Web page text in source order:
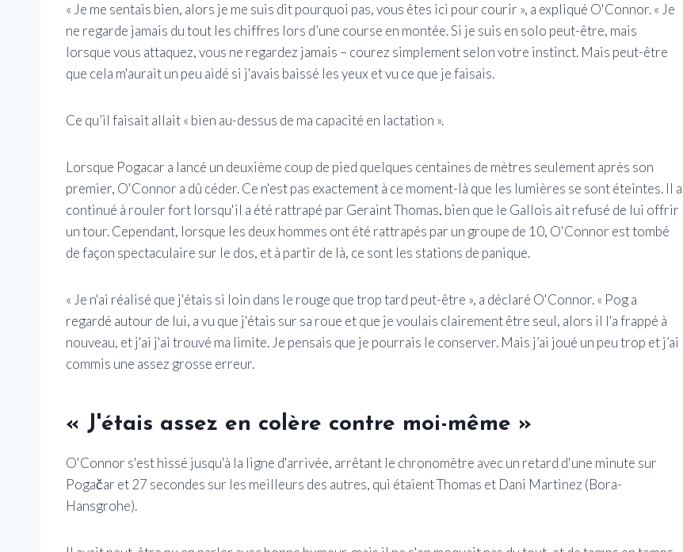
« Je me sentais bien, alors je me suis dit pourquoi pas, vous êtes ici pour courir », a expliqué O'Connor. « Je
ne regarde jamais du tout les chiffres lors d’une course en montée. Si je suis en solo peut-être, mais
lorsque vous attaquez, vous ne regardez jamais – courez simplement selon votre instinct. Mais peut-être
que cela m'aurait un peu aidé si j'avais baissé les yeux et vu ce que je faisais.
Ce qu’il faisait allait « bien au-dessus de ma capacité en lactation ».
Lorsque Pogacar a lancé un deuxième coup de pied quelques centaines de mètres seulement après son
premier, O'Connor a dû céder. Ce n'est pas exactement à ce moment-là que les lumières se sont éteintes. Il a
continué à rouler fort lorsqu'il a été rattrapé par Geraint Thomas, bien que le Gallois ait refusé de lui offrir
un tour. Cependant, lorsque les deux hommes ont été rattrapés par un groupe de 10, O'Connor est tombé
de façon spectaculaire sur le dos, et à partir de là, ce sont les stations de panique.
« Je n'ai réalisé que j'étais si loin dans le rouge que trop tard peut-être », a déclaré O'Connor. « Pog a
regardé autour de lui, a vu que j'étais sur sa roue et que je voulais clairement être seul, alors il l'a frappé à
nouveau, et j'ai j'ai trouvé ma limite. Je pensais que je pourrais le conserver. Mais j’ai joué un peu trop et j’ai
commis une assez grosse erreur.
« J'étais assez en colère contre moi-même »
O'Connor s'est hissé jusqu'à la ligne d'arrivée, arrêtant le chronomètre avec un retard d'une minute sur
Pogačar et 27 secondes sur les meilleurs des autres, qui étaient Thomas et Dani Martinez (Bora-
Hansgrohe).